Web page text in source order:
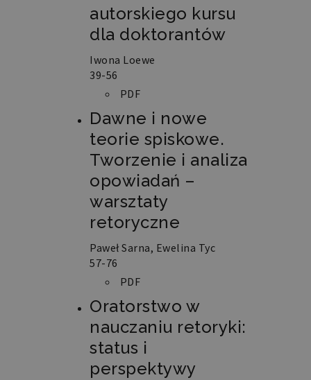
autorskiego kursu
dla doktorantów
Iwona Loewe
39-56
PDF
Dawne i nowe
teorie spiskowe.
Tworzenie i analiza
opowiadań –
warsztaty
retoryczne
Paweł Sarna, Ewelina Tyc
57-76
PDF
Oratorstwo w
nauczaniu retoryki:
status i
perspektywy